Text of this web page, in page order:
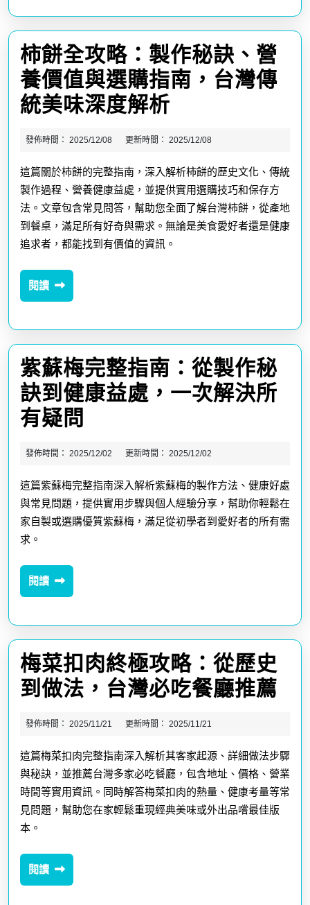
聖
品
秘
訣
到
料
理
用，
深
入
灣
傳
統
風
柿餅全攻略：製作秘訣、營
養價值與選購指南，台灣傳
統美味深度解析
攻
略：
製
作
營
價
選
購
指
南，
統
美
味
深
度
解
析
發佈時間： 2025/12/08 更新時間： 2025/12/08
這篇關於柿餅的完整指南，深入解析柿餅的歷史文化、傳統
製作過程、營養健康益處，並提供實用選購技巧和保存方
法。文章包含常見問答，幫助您全面了解台灣柿餅，從產地
到餐桌，滿足所有好奇與需求。無論是美食愛好者還是健康
追求者，都能找到有價值的資訊。
閱讀
閱
讀
紫蘇梅完整指南：從製作秘
訣到健康益處，一次解決所
有疑問
完
整
作
秘
訣
到
康
益
處，
發佈時間： 2025/12/02 更新時間： 2025/12/02
這篇紫蘇梅完整指南深入解析紫蘇梅的製作方法、健康好處
與常見問題，提供實用步驟與個人經驗分享，幫助你輕鬆在
家自製或選購優質紫蘇梅，滿足從初學者到愛好者的所有需
求。
閱讀
閱
讀
梅菜扣肉終極攻略：從歷史
到做法，台灣必吃餐廳推薦
肉
終
極
發佈時間： 2025/11/21 更新時間： 2025/11/21
這篇梅菜扣肉完整指南深入解析其客家起源、詳細做法步驟
與秘訣，並推薦台灣多家必吃餐廳，包含地址、價格、營業
時間等實用資訊。同時解答梅菜扣肉的熱量、健康考量等常
見問題，幫助您在家輕鬆重現經典美味或外出品嚐最佳版
本。
閱讀
閱
讀